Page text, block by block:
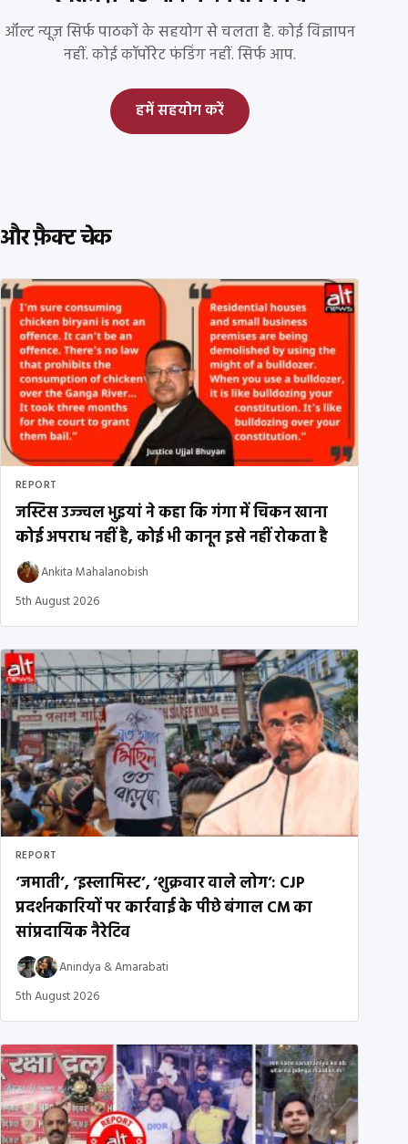
ऑल्ट न्यूज़ सिर्फ पाठकों के सहयोग से चलता है. कोई विज्ञापन
नहीं. कोई कॉर्पोरेट फंडिंग नहीं. सिर्फ आप.
हमें सहयोग करें
और फ़ैक्ट चेक
REPORT
जस्टिस उज्ज्वल भुइयां ने कहा कि गंगा में चिकन खाना
कोई अपराध नहीं है, कोई भी कानून इसे नहीं रोकता है
Ankita Mahalanobish
5th August 2026
REPORT
‘जमाती’, ‘इस्लामिस्ट’, ‘शुक्रवार वाले लोग’: CJP
प्रदर्शनकारियों पर कार्रवाई के पीछे बंगाल CM का
सांप्रदायिक नैरेटिव
Anindya &Amarabati
5th August 2026